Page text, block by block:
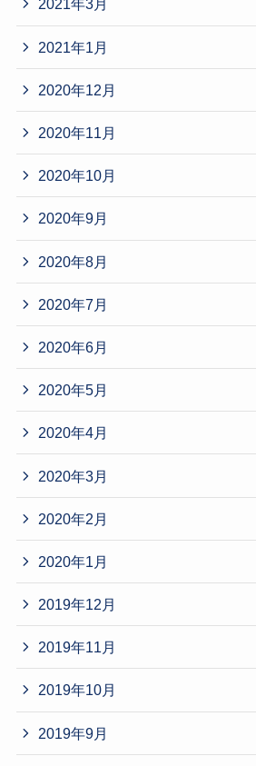
2021年3月
2021年1月
2020年12月
2020年11月
2020年10月
2020年9月
2020年8月
2020年7月
2020年6月
2020年5月
2020年4月
2020年3月
2020年2月
2020年1月
2019年12月
2019年11月
2019年10月
2019年9月